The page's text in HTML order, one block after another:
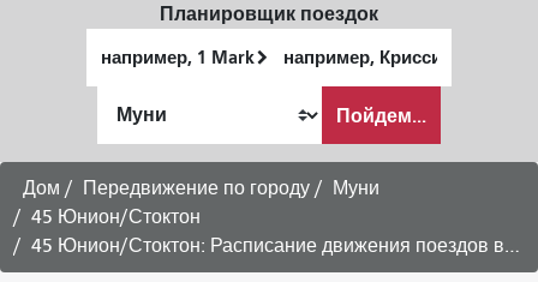
Планировщик поездок
местоположение
окончания
хочу
путешествовать
Пойдем...
Дом Передвижение по городу
Муни
45 Юнион/Стоктон
45 Юнион/Стоктон: Расписание движения поездов в направлении Марины через центр города -